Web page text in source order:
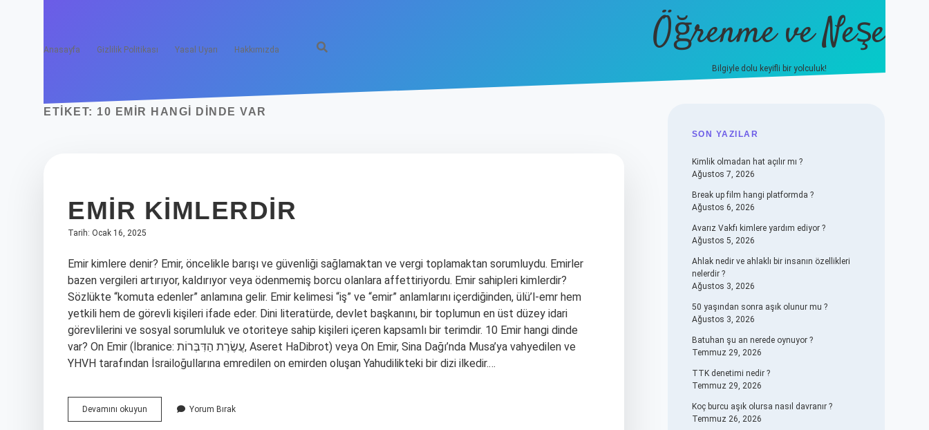
Anasayfa Gizlilik Politikası Yasal Uyarı Hakkımızda Öğrenme ve Neşe
Bilgiyle dolu keyifli bir yolculuk!
ETIKET: 10 EMIR HANGI DINDE VAR
EMIR KIMLERDIR
Tarih: Ocak 16, 2025
Emir kimlere denir? Emir, öncelikle barışı ve güvenliği sağlamaktan ve vergi toplamaktan sorumluydu. Emirler
bazen vergileri artırıyor, kaldırıyor veya ödenmemiş borcu olanlara affettiriyordu. Emir sahipleri kimlerdir?
Sözlükte “komuta edenler” anlamına gelir. Emir kelimesi “iş” ve “emir” anlamlarını içerdiğinden, ülü’l-emr hem
yetkili hem de görevli kişileri ifade eder. Dini literatürde, devlet başkanını, bir toplumun en üst düzey idari
görevlilerini ve sosyal sorumluluk ve otoriteye sahip kişileri içeren kapsamlı bir terimdir. 10 Emir hangi dinde
var? On Emir (İbranice: עֲשֶׂרֶת הַדִּבְּרוֹת, Aseret HaDibrot) veya On Emir, Sina Dağı’nda Musa’ya vahyedilen ve
YHVH tarafından İsrailoğullarına emredilen on emirden oluşan Yahudilikteki bir dizi ilkedir.…
Devamını okuyun
Kimlerdir
Yorum Bırak
SIDEBAR
SON YAZILAR
Kimlik olmadan hat açılır mı ?
Ağustos 7, 2026
Break up film hangi platformda ?
Ağustos 6, 2026
Avarız Vakfı kimlere yardım ediyor ?
Ağustos 5, 2026
Ahlak nedir ve ahlaklı bir insanın özellikleri
nelerdir ?
Ağustos 3, 2026
50 yaşından sonra aşık olunur mu ?
Ağustos 3, 2026
Batuhan şu an nerede oynuyor ?
Temmuz 29, 2026
TTK denetimi nedir ?
Temmuz 29, 2026
Koç burcu aşık olursa nasıl davranır ?
Temmuz 26, 2026